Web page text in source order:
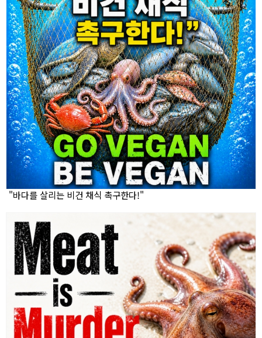
"바다를 살리는 비건 채식 촉구한다!"